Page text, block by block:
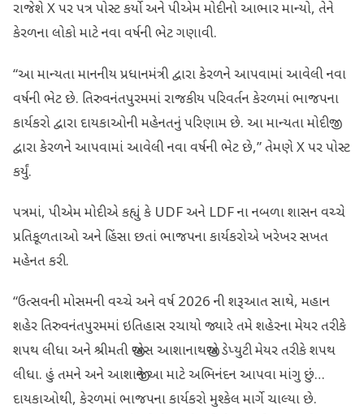
રાજેશે X પર પત્ર પોસ્ટ કર્યો અને પીએમ મોદીનો આભાર માન્યો, તેને
કેરળના લોકો માટે નવા વર્ષની ભેટ ગણાવી.
“આ માન્યતા માનનીય પ્રધાનમંત્રી દ્વારા કેરળને આપવામાં આવેલી નવા
વર્ષની ભેટ છે. તિરુવનંતપુરમમાં રાજકીય પરિવર્તન કેરળમાં ભાજપના
કાર્યકરો દ્વારા દાયકાઓની મહેનતનું પરિણામ છે. આ માન્યતા મોદીજી
દ્વારા કેરળને આપવામાં આવેલી નવા વર્ષની ભેટ છે,” તેમણે X પર પોસ્ટ
કર્યું.
પત્રમાં, પીએમ મોદીએ કહ્યું કે UDF અને LDF ના નબળા શાસન વચ્ચે
પ્રતિકૂળતાઓ અને હિંસા છતાં ભાજપના કાર્યકરોએ ખરેખર સખત
મહેનત કરી.
“ઉત્સવની મોસમની વચ્ચે અને વર્ષ 2026 ની શરૂઆત સાથે, મહાન
શહેર તિરુવનંતપુરમમાં ઇતિહાસ રચાયો જ્યારે તમે શહેરના મેયર તરીકે
શપથ લીધા અને શ્રીમતી જીએસ આશાનાથજીએ ડેપ્યુટી મેયર તરીકે શપથ
લીધા. હું તમને અને આશાજીને આ માટે અભિનંદન આપવા માંગુ છું…
દાયકાઓથી, કેરળમાં ભાજપના કાર્યકરો મુશ્કેલ માર્ગે ચાલ્યા છે.